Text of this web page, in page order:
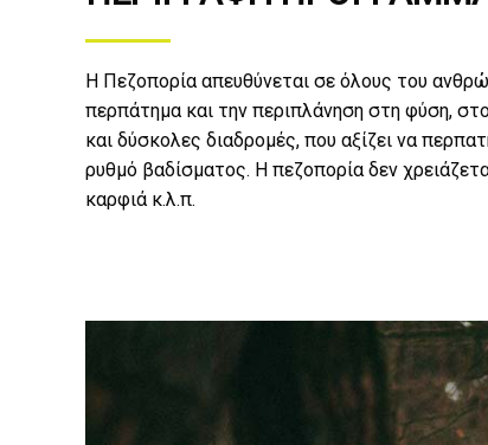
Η Πεζοπορία απευθύνεται σε όλους του
περπάτημα και την περιπλάνηση στη φύση,
και δύσκολες διαδρομές, που αξίζει να
ρυθμό βαδίσματος. Η πεζοπορία δεν
καρφιά κ.λ.π.